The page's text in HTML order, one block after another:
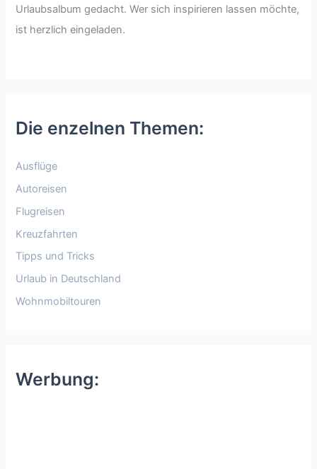
Urlaubsalbum gedacht. Wer sich inspirieren lassen möchte,
ist herzlich eingeladen.
Die enzelnen Themen:
Ausflüge
Autoreisen
Flugreisen
Kreuzfahrten
Tipps und Tricks
Urlaub in Deutschland
Wohnmobiltouren
Werbung: